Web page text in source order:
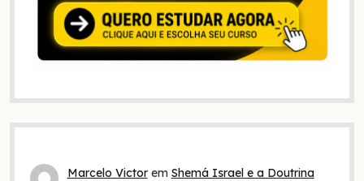
Marcelo Victorem Shemá Israel e a Doutrina